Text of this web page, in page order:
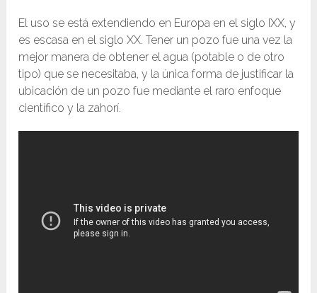
El uso se está extendiendo en Europa en el siglo IXX, y
es escasa en el siglo XX. Tener un pozo fue una vez la
mejor manera de obtener el agua (potable o de otro
tipo) que se necesitaba, y la única forma de justificar la
ubicación de un pozo fue mediante el raro enfoque
científico y la zahorí.